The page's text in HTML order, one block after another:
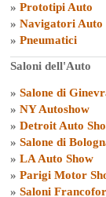
» Prototipi Auto
» Navigatori Auto
» Pneumatici
Saloni dell'Auto
» Salone di
» NY Autoshow
» Detroit Auto
» Salone di
» LA Auto Show
» Parigi Motor
» Saloni